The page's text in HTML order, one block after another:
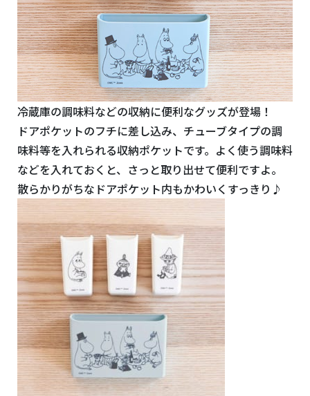
冷蔵庫の調味料などの収納に便利なグッズが登場！
ドアポケットのフチに差し込み、チューブタイプの調
味料等を入れられる収納ポケットです。よく使う調味料
などを入れておくと、さっと取り出せて便利ですよ。
散らかりがちなドアポケット内もかわいくすっきり♪